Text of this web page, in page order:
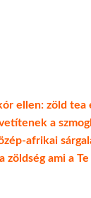
ellen: zöld tea
a
afrikai
zöldség ami a